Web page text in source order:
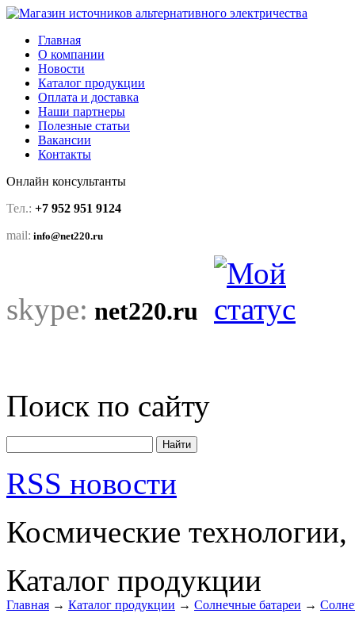
Главная
О компании
Новости
Каталог продукции
Оплата и доставка
Наши партнеры
Полезные статьи
Вакансии
Контакты
Онлайн консультанты
Тел.: +7 952 951 9124
mail: info@net220.ru
skype: net220.ru
Поиск по сайту
RSS новости
Космические технологии,
Каталог продукции
Главная → Каталог продукции → Солнечные батареи →